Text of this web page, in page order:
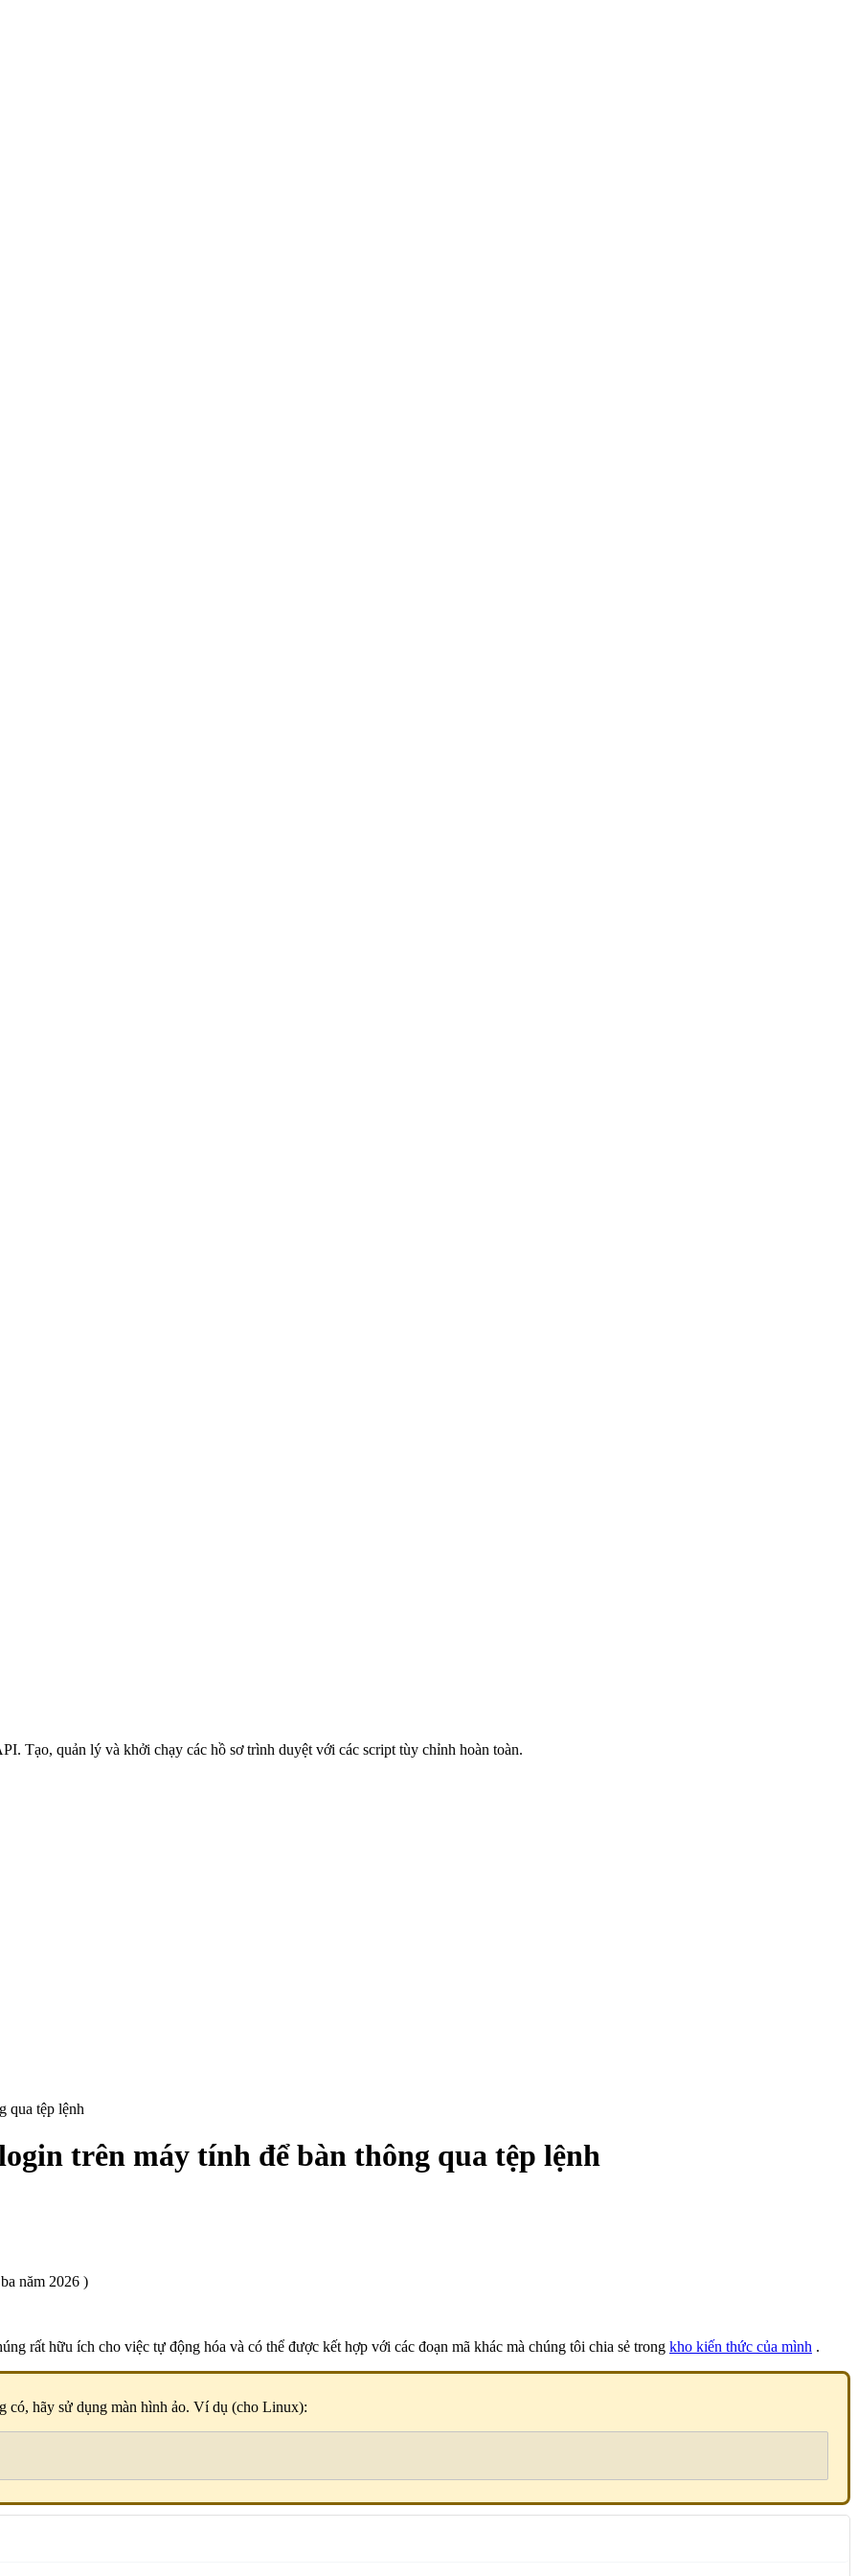
Tạo, quản lý và khởi chạy các hồ sơ trình duyệt với các script tùy chỉnh hoàn toàn.
qua tệp lệnh
trên máy tính để bàn thông qua tệp lệnh
năm 2026 )
rất hữu ích cho việc tự động hóa và có thể được kết hợp với các đoạn mã khác mà chúng tôi chia sẻ trong kho kiến thức của mình .
có, hãy sử dụng màn hình ảo. Ví dụ (cho Linux):